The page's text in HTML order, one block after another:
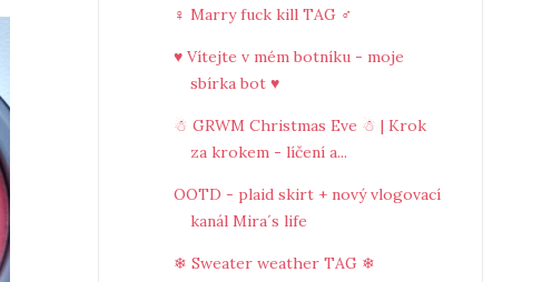
♀ Marry fuck kill TAG ♂
♥ Vítejte v mém botníku - moje
sbírka bot ♥
☃ GRWM Christmas Eve ☃ | Krok
za krokem - líčení a...
OOTD - plaid skirt + nový vlogovací
kanál Mira´s life
❄ Sweater weather TAG ❄